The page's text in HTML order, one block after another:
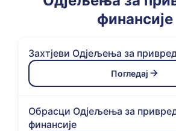
финансије
Захтјеви Одјељењa за
Погледај
Обрасци Одјељењa за
финансије